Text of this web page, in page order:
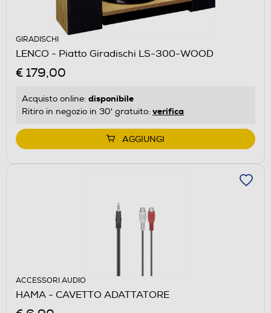
GIRADISCHI
LENCO - Piatto Giradischi LS-300-WOOD
€ 179,00
Acquisto online: disponibile
Ritiro in negozio in 30' gratuito: verifica
AGGIUNGI
ACCESSORI AUDIO
HAMA - CAVETTO ADATTATORE